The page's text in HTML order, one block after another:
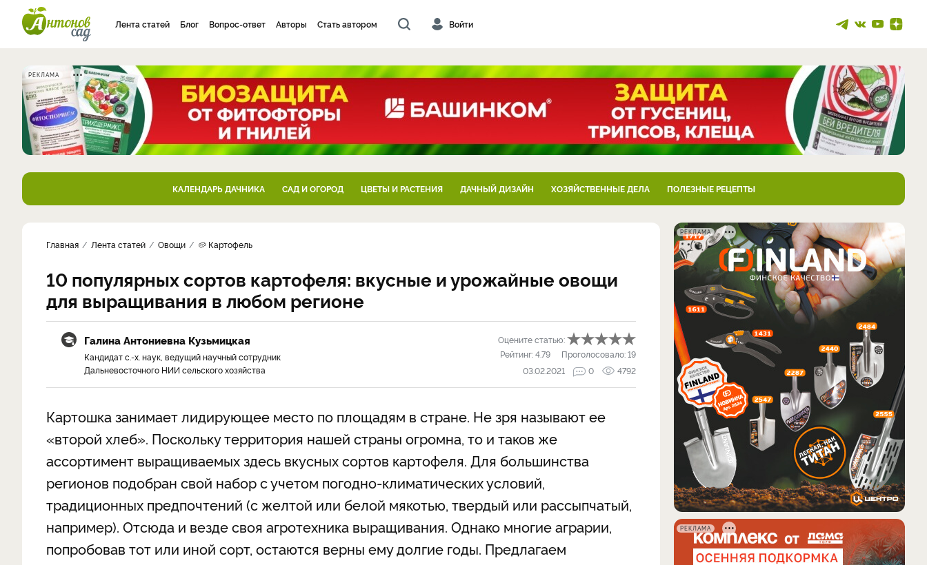
Лента статей Блог Вопрос-ответ Авторы Стать автором Войти
РЕКЛАМА
КАЛЕНДАРЬ ДАЧНИКА САД И ОГОРОД ЦВЕТЫ И РАСТЕНИЯ ДАЧНЫЙ ДИЗАЙН ХОЗЯЙСТВЕННЫЕ ДЕЛА ПОЛЕЗНЫЕ РЕЦЕПТЫ
Главная Лента статей Овощи 🥔 Картофель
10 популярных сортов картофеля: вкусные и урожайные овощи
для выращивания в любом регионе
Галина Антониевна Кузьмицкая
Кандидат с.-х. наук, ведущий научный сотрудник
Дальневосточного НИИ сельского хозяйства
Оцените статью:
Рейтинг:4.79 Проголосовало:19
03.02.2021
0 4792
Картошка занимает лидирующее место по площадям в стране. Не зря называют ее
«второй хлеб». Поскольку территория нашей страны огромна, то и таков же
ассортимент выращиваемых здесь вкусных сортов картофеля. Для большинства
регионов подобран свой набор с учетом погодно-климатических условий,
традиционных предпочтений (с желтой или белой мякотью, твердый или рассыпчатый,
например). Отсюда и везде своя агротехника выращивания. Однако многие аграрии,
попробовав тот или иной сорт, остаются верны ему долгие годы. Предлагаем
РЕКЛАМА
РЕКЛАМА